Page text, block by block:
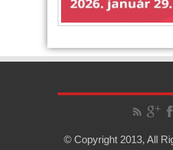
© Copyright 2013, All